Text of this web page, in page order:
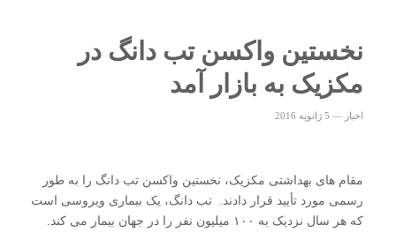
نخستین واکسن تب دانگ در
مکزیک به بازار آمد
اخبار — 5 ژانویه 2016
مقام های بهداشتی مکزیک، نخستین واکسن تب دانگ را به طور
رسمی مورد تأیید قرار دادند. تب دانگ، یک بیماری ویروسی است
که هر سال نزدیک به ۱۰۰ میلیون نفر را در جهان بیمار می کند.